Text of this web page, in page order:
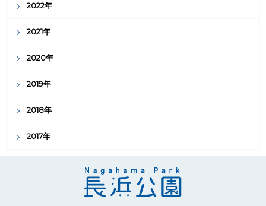
2022年
2021年
2020年
2019年
2018年
2017年